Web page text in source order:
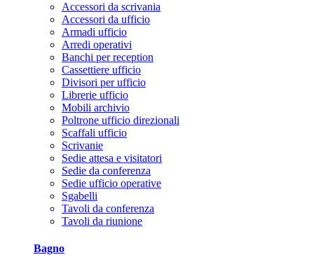
Accessori da scrivania
Accessori da ufficio
Armadi ufficio
Arredi operativi
Banchi per reception
Cassettiere ufficio
Divisori per ufficio
Librerie ufficio
Mobili archivio
Poltrone ufficio direzionali
Scaffali ufficio
Scrivanie
Sedie attesa e visitatori
Sedie da conferenza
Sedie ufficio operative
Sgabelli
Tavoli da conferenza
Tavoli da riunione
Bagno